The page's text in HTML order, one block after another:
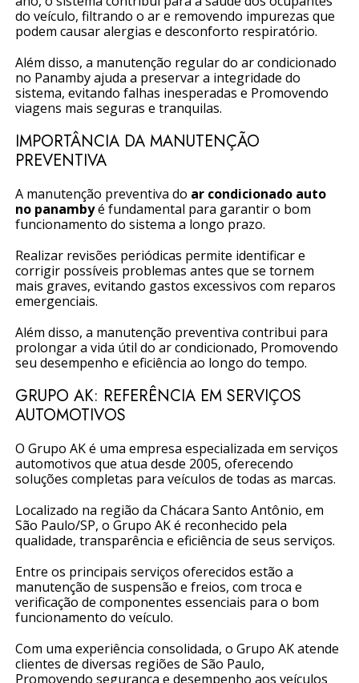
do veículo, filtrando o ar e removendo impurezas que
podem causar alergias e desconforto respiratório.
Além disso, a manutenção regular do ar condicionado
no Panamby ajuda a preservar a integridade do
sistema, evitando falhas inesperadas e Promovendo
viagens mais seguras e tranquilas.
IMPORTÂNCIA DA MANUTENÇÃO
PREVENTIVA
A manutenção preventiva do ar condicionado auto
no panambyé fundamental para garantir o bom
funcionamento do sistema a longo prazo.
Realizar revisões periódicas permite identificar e
corrigir possíveis problemas antes que se tornem
mais graves, evitando gastos excessivos com reparos
emergenciais.
Além disso, a manutenção preventiva contribui para
prolongar a vida útil do ar condicionado, Promovendo
seu desempenho e eficiência ao longo do tempo.
GRUPO AK: REFERÊNCIA EM SERVIÇOS
AUTOMOTIVOS
O Grupo AK é uma empresa especializada em serviços
automotivos que atua desde 2005, oferecendo
soluções completas para veículos de todas as marcas.
Localizado na região da Chácara Santo Antônio, em
São Paulo/SP, o Grupo AK é reconhecido pela
qualidade, transparência e eficiência de seus serviços.
Entre os principais serviços oferecidos estão a
manutenção de suspensão e freios, com troca e
verificação de componentes essenciais para o bom
funcionamento do veículo.
Com uma experiência consolidada, o Grupo AK atende
clientes de diversas regiões de São Paulo,
Promovendo segurança e desempenho aos veículos